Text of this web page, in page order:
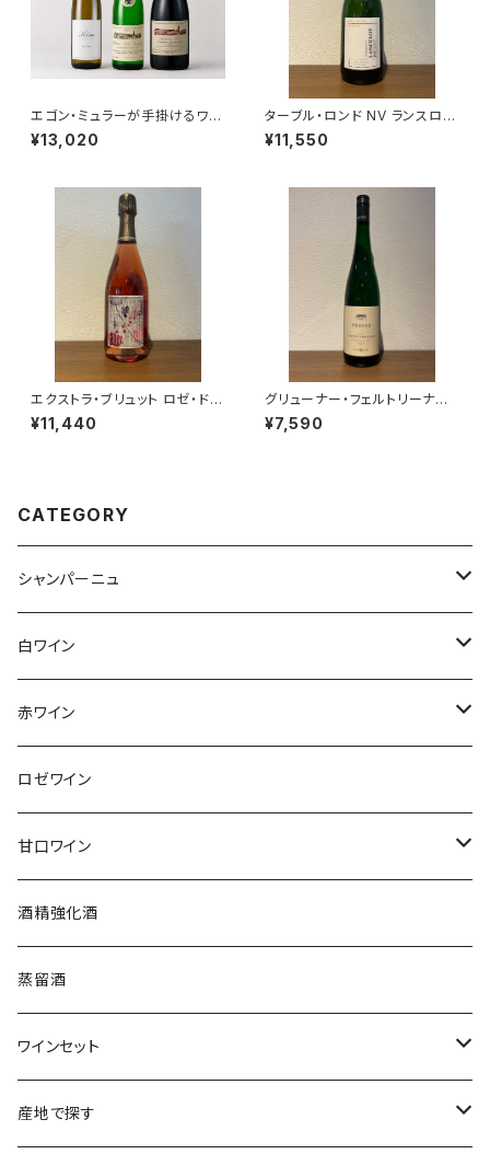
エゴン・ミュラーが手掛けるワイ
ン3本セット（シャトーベラ リー
スリング 2023・シャトーベラ カ
¥13,020
ターブル・ロンド NV ランスロ・
ピエンヌ シャンパーニュ 750ml
¥11,550
エクストラ・ブリュット ロゼ・ド・
ムニエ NV ラエルト・フレール
ロゼ シャンパーニュ 750ml
¥11,440
グリューナー・フェルトリーナー
ヒンター・デル・ブルグ フェーダ
ーシュピール 2024 プラーガー
¥7,590
CATEGORY
シャンパーニュ
アンリ・ジロー
アンリ・ビリオ・フィス
エティエンヌ・ルフェーヴル
クリスチャン・ゴセ
クロード・カザル
ジェローム・ルフェーヴル
シャルトーニュ・タイエ
シャルル・エドシック
白ワイン
フランス
アルザス
ブルゴーニュ
ロワール
ドイツ
オーストラリア
ニュージーランド
南アフリカ
チリ
スロヴァキア
赤ワイン
フランス
アルザス
シュッド・ウエスト
スロヴァキア
オーストラリア
ニュージーランド
南アフリカ
チリ
ロゼワイン
甘口ワイン
フランス
ソーテルヌ
酒精強化酒
蒸留酒
ワインセット
福袋
産地で探す